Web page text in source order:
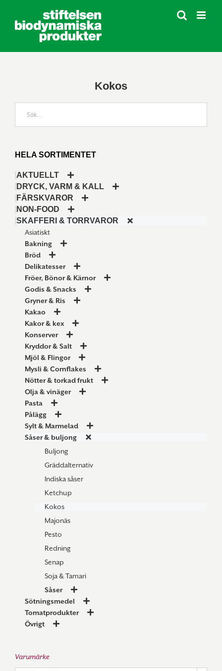
innehållet
Kokos
HELA SORTIMENTET
AKTUELLT
DRYCK, VARM & KALL
FÄRSKVAROR
NON-FOOD
SKAFFERI & TORRVAROR
Asiatiskt
Bakning
Bröd
Delikatesser
Fröer, Bönor & Kärnor
Godis & Snacks
Gryner & Ris
Kakao
Kakor & kex
Konserver
Kryddor & Salt
Mjöl & Flingor
Mysli & Cornflakes
Nötter & torkad frukt
Olja & vinäger
Pasta
Pålägg
Sylt & Marmelad
Såser & buljong
Buljong
Gräddalternativ
Indiska såser
Ketchup
Kokos
Majonäs
Pesto
Redning
Senap
Soja & Tamari
Såser
Sötningsmedel
Tomatprodukter
Övrigt
Varumärke